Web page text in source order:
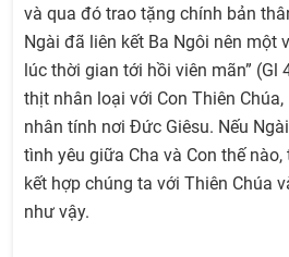
và qua đó trao tặng chính bản
Ngài đã liên kết Ba Ngôi nên một
lúc thời gian tới hồi viên mãn” (Gl
thịt nhân loại với Con Thiên
nhân tính nơi Đức Giêsu. Nếu
tình yêu giữa Cha và Con thế
kết hợp chúng ta với Thiên Chúa
như vậy.